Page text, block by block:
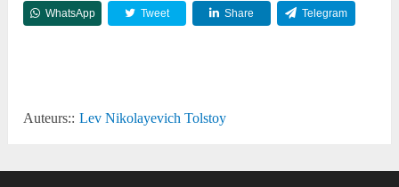
WhatsApp Tweet Share Telegram
Auteurs:: Lev Nikolayevich Tolstoy